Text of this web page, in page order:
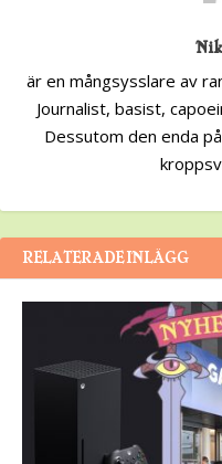
är en mångsysslare av
Journalist, basist,
Dessutom den enda
RELATERADE INLÄGG